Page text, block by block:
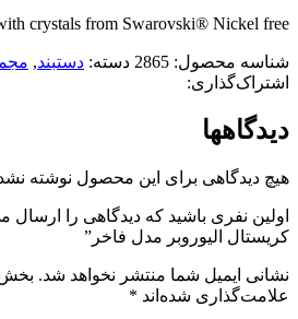
crystals from Swarovski® Nickel free
شناسه محصول: 2865 دسته: دستبند,
اشتراک‌گذاری:
دیدگاهها
هیچ دیدگاهی برای این محصول نوشته
اولین نفری باشید که دیدگاهی را ارسال
کریستال الیوروبر مدل فاخر”
نشانی ایمیل شما منتشر نخواهد شد.
علامت‌گذاری شده‌اند *